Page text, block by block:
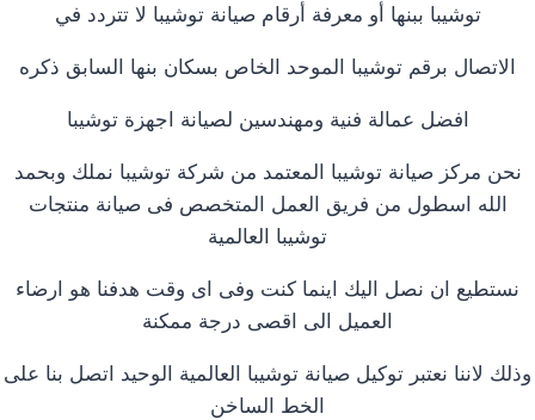
توشيبا ببنها أو معرفة أرقام صيانة توشيبا لا تتردد في
الاتصال برقم توشيبا الموحد الخاص بسكان بنها السابق ذكره
افضل عمالة فنية ومهندسين لصيانة اجهزة توشيبا
نحن مركز صيانة توشيبا المعتمد من شركة توشيبا نملك وبحمد
الله اسطول من فريق العمل المتخصص فى صيانة منتجات
توشيبا العالمية
نستطيع ان نصل اليك اينما كنت وفى اى وقت هدفنا هو ارضاء
العميل الى اقصى درجة ممكنة
وذلك لاننا نعتبر توكيل صيانة توشيبا العالمية الوحيد اتصل بنا على
الخط الساخن